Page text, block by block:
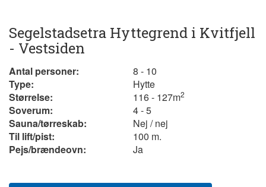
Segelstadsetra Hyttegrend i Kvitfjell
- Vestsiden
Antal personer:
8 - 10
Type:
Hytte
Størrelse:
116 - 127m2
Soverum:
4 - 5
Sauna/tørreskab:
Nej / nej
Til lift/pist:
100 m.
Pejs/brændeovn:
Ja